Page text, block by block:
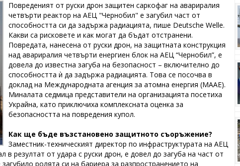
Повреденият от руски дрон защитен саркофаг на авариралия
четвърти реактор на АЕЦ "Чернобил" е загубил част от
способността си да задържа радиацията, пише Deutsche Welle.
Какви са рисковете и как могат да бъдат отстранени.
Повредата, нанесена от руски дрон, на защитната конструкция
над авариралия четвърти енергиен блок на АЕЦ “Чернобил”, е
довела до известна загуба на безопасност – включително до
способността ѝ да задържа радиацията. Това се посочва в
доклад на Международната агенция за атомна енергия (МААЕ).
Миналата седмица представители на организацията посетиха
Украйна, като приключиха комплексната оценка за
безопасността на повредения купол.
Как ще бъде възстановено защитното съоръжение?
Заместник-техническият директор по инфраструктурата на АЕЦ
резултат от удара с руски дрон, е довел до загуба на част от
ролята си на бариера за разпространението на